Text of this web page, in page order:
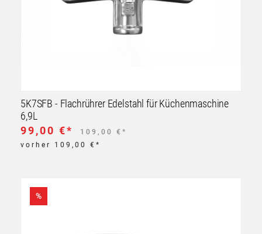
5K7SFB - Flachrührer Edelstahl für Küchenmaschine
6,9L
99,00 €*
109,00 €*
vorher 109,00 €*
%